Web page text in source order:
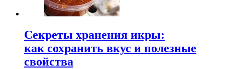
Секреты хранения икры:
как сохранить вкус и полезные
свойства